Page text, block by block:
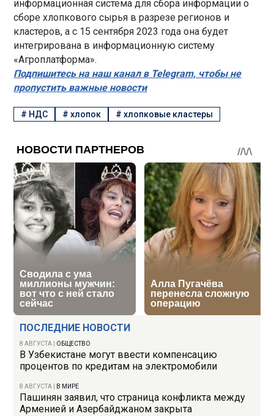
ПОСЛЕДНИЕ НОВОСТИ
8 АВГУСТА ОБЩЕСТВО
В Узбекистане могут ввести компенсацию
процентов по кредитам на электромобили
8 АВГУСТА В МИРЕ
Пашинян заявил, что страница конфликта между
Арменией и Азербайджаном закрыта
информационная система для сбора информации о
сборе хлопкового сырья в разрезе регионов и
кластеров, а с 15 сентября 2023 года она будет
интегрирована в информационную систему
«Агроплатформа».
Подпишитесь на наш канал в Telegram, чтобы не
пропустить важные новости
# НДС #хлопок # хлопковые кластеры